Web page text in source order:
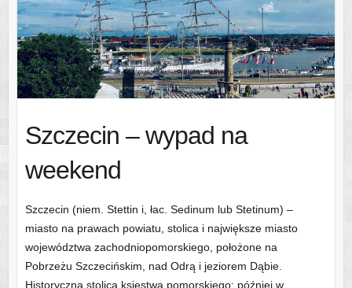
Szczecin – wypad na
weekend
Szczecin (niem. Stettin i, łac. Sedinum lub Stetinum) –
miasto na prawach powiatu, stolica i największe miasto
województwa zachodniopomorskiego, położone na
Pobrzeżu Szczecińskim, nad Odrą i jeziorem Dąbie.
Historyczna stolica księstwa pomorskiego; później w